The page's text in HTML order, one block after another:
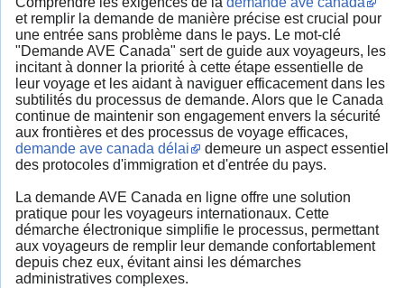
et remplir la demande de manière précise est crucial pour
une entrée sans problème dans le pays. Le mot-clé
"Demande AVE Canada" sert de guide aux voyageurs, les
incitant à donner la priorité à cette étape essentielle de
leur voyage et les aidant à naviguer efficacement dans les
subtilités du processus de demande. Alors que le Canada
continue de maintenir son engagement envers la sécurité
aux frontières et des processus de voyage efficaces,
demande ave canada délai
demeure un aspect essentiel
des protocoles d'immigration et d'entrée du pays.
La demande AVE Canada en ligne offre une solution
pratique pour les voyageurs internationaux. Cette
démarche électronique simplifie le processus, permettant
aux voyageurs de remplir leur demande confortablement
depuis chez eux, évitant ainsi les démarches
administratives complexes.